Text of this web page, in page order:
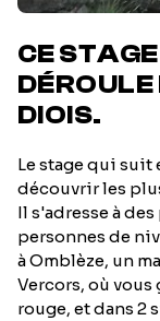
CE
DÉROULE
DIOIS.
Le stage qui
découvrir les
Il s'adresse à
personnes de
à Omblèze, un
Vercors, où
rouge, et dans 2